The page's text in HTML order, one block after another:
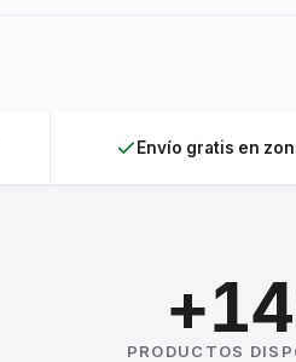
Envío gratis en
PRODUCTOS